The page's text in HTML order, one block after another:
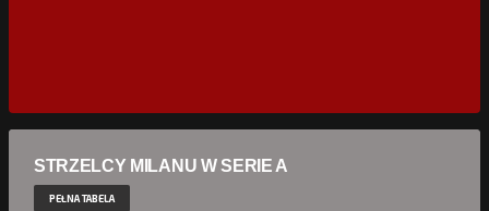
STRZELCY MILANU W SERIE A
PEŁNA TABELA